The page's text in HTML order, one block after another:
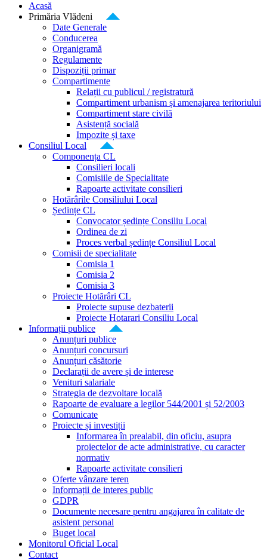
Acasă
Primăria Vlădeni
Date Generale
Conducerea
Organigramă
Regulamente
Dispoziții primar
Compartimente
Relații cu publicul / registratură
Compartiment urbanism și amenajarea teritoriului
Compartiment stare civilă
Asistență socială
Impozite și taxe
Consiliul Local
Componența CL
Consilieri locali
Comisiile de Specialitate
Rapoarte activitate consilieri
Hotărârile Consiliului Local
Ședințe CL
Convocator ședințe Consiliu Local
Ordinea de zi
Proces verbal ședințe Consiliul Local
Comisii de specialitate
Comisia 1
Comisia 2
Comisia 3
Proiecte Hotărâri CL
Proiecte supuse dezbaterii
Proiecte Hotarari Consiliu Local
Informații publice
Anunțuri publice
Anunțuri concursuri
Anunțuri căsătorie
Declarații de avere și de interese
Venituri salariale
Strategia de dezvoltare locală
Rapoarte de evaluare a legilor 544/2001 și 52/2003
Comunicate
Proiecte și investiții
Informarea în prealabil, din oficiu, asupra
proiectelor de acte administrative, cu caracter
normativ
Rapoarte activitate consilieri
Oferte vânzare teren
Informații de interes public
GDPR
Documente necesare pentru angajarea în calitate de
asistent personal
Buget local
Monitorul Oficial Local
Contact